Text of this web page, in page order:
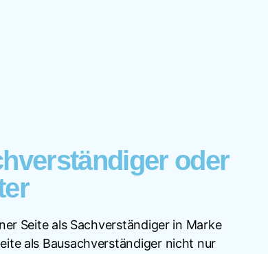
oder
Seite als Sachverständiger in Marke
als Bausachverständiger nicht nur